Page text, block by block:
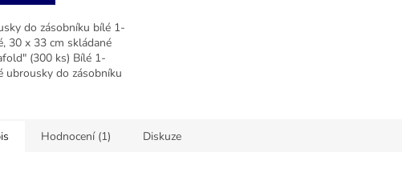
do zásobníku bílé 1-
30 x 33 cm skládané
(300 ks) Bílé 1-
ubrousky do zásobníku
Hodnocení (1) Diskuze